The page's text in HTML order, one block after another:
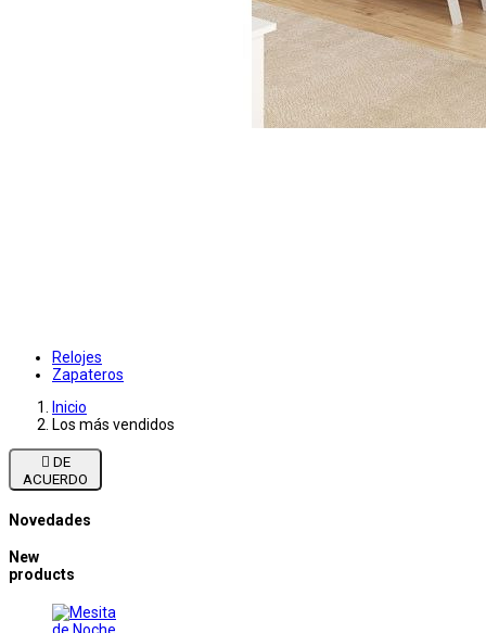
Relojes
Zapateros
Inicio
Los más vendidos

ACUERDO
Novedades
New
products